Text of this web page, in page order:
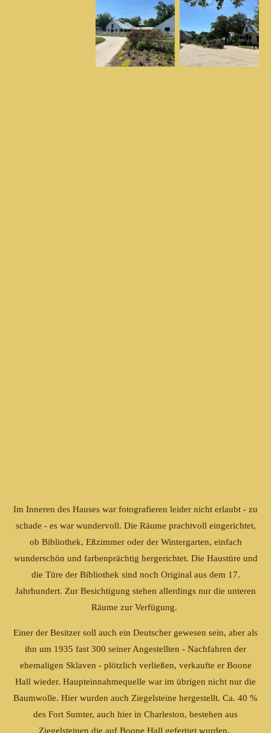
Im Inneren des Hauses war fotografieren leider nicht erlaubt - zu
schade - es war wundervoll. Die Räume prachtvoll eingerichtet,
ob Bibliothek, Eßzimmer oder der Wintergarten, einfach
wunderschön und farbenprächtig hergerichtet. Die Haustüre und
die Türe der Bibliothek sind noch Original aus dem 17.
Jahrhundert. Zur Besichtigung stehen allerdings nur die unteren
Räume zur Verfügung.
Einer der Besitzer soll auch ein Deutscher gewesen sein, aber als
ihn um 1935 fast 300 seiner Angestellten - Nachfahren der
ehemaligen Sklaven - plötzlich verließen, verkaufte er Boone
Hall wieder. Haupteinnahmequelle war im übrigen nicht nur die
Baumwolle. Hier wurden auch Ziegelsteine hergestellt. Ca. 40 %
des Fort Sumter, auch hier in Charleston, bestehen aus
Ziegelsteinen die auf Boone Hall gefertigt wurden.